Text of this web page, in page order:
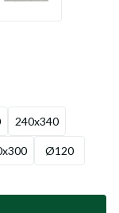
240x340
Ø120